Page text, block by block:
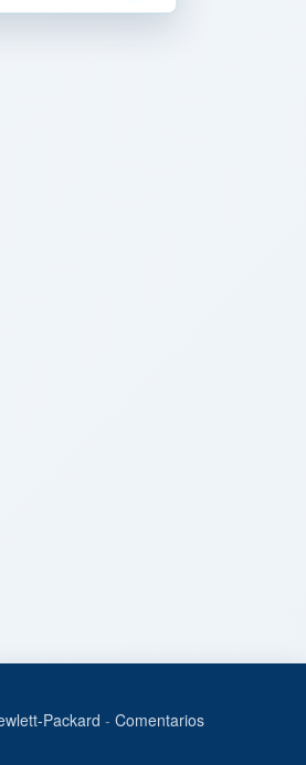
Packard - Comentarios